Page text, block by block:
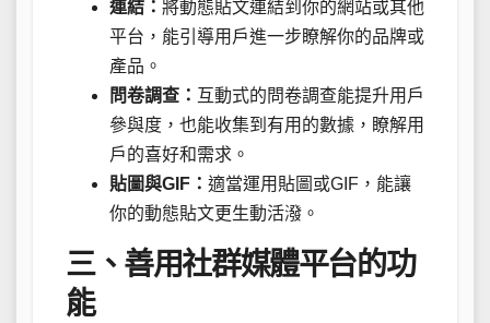
連結： 將動態貼文連結到你的網站或其他
平台，能引導用戶進一步瞭解你的品牌或
產品。
問卷調查： 互動式的問卷調查能提升用戶
參與度，也能收集到有用的數據，瞭解用
戶的喜好和需求。
貼圖與GIF： 適當運用貼圖或GIF，能讓
你的動態貼文更生動活潑。
三、善用社群媒體平台的功
能